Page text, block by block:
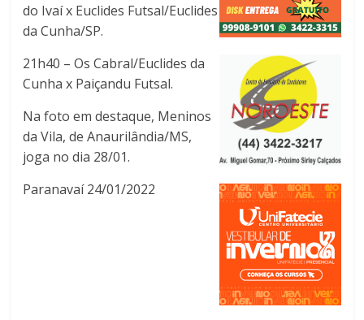
do Ivaí x Euclides Futsal/Euclides
da Cunha/SP.
21h40 – Os Cabral/Euclides da
Cunha x Paiçandu Futsal.
Na foto em destaque, Meninos
da Vila, de Anaurilândia/MS,
joga no dia 28/01.
Paranavaí 24/01/2022